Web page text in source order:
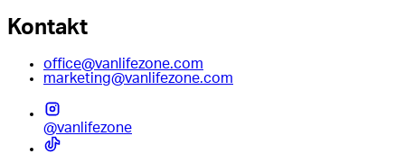
Kontakt
office@vanlifezone.com
marketing@vanlifezone.com
@vanlifezone